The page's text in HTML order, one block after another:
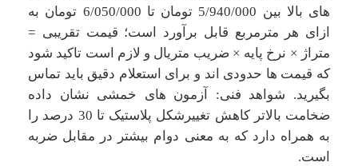
های بالا بین 5/940/000 تومان تا 6/050/000 تومان به
ازای هر مترمربع قابل برآورد است؛ قیمت تقریبی =
متراژ × نرخ پایه × ضریب متریال و لازم است تاکید شود
که قیمت ها حدودی اند و برای استعلام دقیق باید تماس
بگیرید. شواهد فنی: آزمون های خمشی نشان داده
ضخامت بالاتر کاهش تغییرشکل پلاستیک تا 30 درصد را
به همراه دارد که به معنی دوام بیشتر در مقابل ضربه
است.